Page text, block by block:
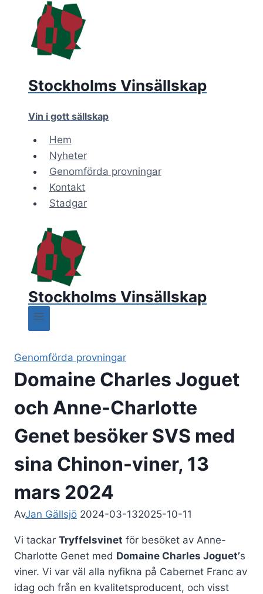
content
Stockholms Vinsällskap
Vin i gott sällskap
Hem
Nyheter
Genomförda provningar
Kontakt
Stadgar
Stockholms Vinsällskap
Genomförda provningar
Domaine Charles Joguet
och Anne-Charlotte
Genet besöker SVS med
sina Chinon-viner, 13
mars 2024
AvJan Gällsjö 2024-03-132025-10-11
Vi tackar Tryffelsvinet för besöket av Anne-
Charlotte Genet med Domaine Charles Joguet’s
viner. Vi var väl alla nyfikna på Cabernet Franc av
idag och från en kvalitetsproducent, och visst